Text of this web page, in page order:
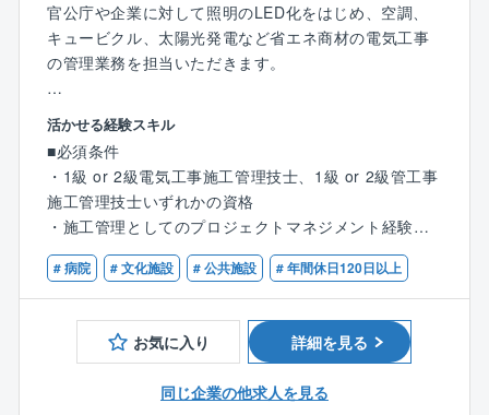
【同社について】
◎どんな企業？
地方公共団体との取引が99％であり、行政からの信頼
省エネ機器（LED照明、高効率空調等）導入のコンサ
ルティングや再生可能エネルギー（自家消費型太陽光
発電）などのクリーンエネルギーの導入を、企画・設
計・導入・維持管理までトータルソリューション提案
できることが同社の強みです。
◎アイネックの特徴
自治体ごとの地域性特性を考慮し、カーボンニュート
ラル実現に向けた課題抽出、実現に向けたプラン策定
から導入に至るロードマップをご提案。
式」により、イニシャルコストを最小限に、従来より
に関わるトータルソリューションを手掛けている同
社。
売り上げ予測100億円超でIPO準備フェーズの貴重な時
期を経験できます。
将来的には、株式上場の中での事業成長の中核を担え
ます！
現在は上場準備に差し掛かっており、さらに事業を拡
大していきます。
◎社会貢献性
自治体、政府が掲げているカーボンニュートラルに対
献性の高い事業に関わることができます。
◎安定性
官公庁案件のため、景況感に左右されない。
◎他にはない魅力
売り上げ予測100億円超でIPO準備フェーズの貴重な時
期を経験できます。
将来的には、事業成長の中核を担えます。
【働き方】
◎年間休日日数の多さ
年間休日126日かつ土日祝休みの完全週休2日制のた
め、オン・オフをメリハリ付けて働きたい方にピッタ
リです。
【配属先について】
施工管理部の社員は現在22名が在籍しております（20
代5名・30代6名・40代5名・50代6名）
官公庁や企業に対して照明のLED化をはじめ、空調、
キュービクル、太陽光発電など省エネ商材の電気工事
の管理業務を担当いただきます。
【担当業務】
・協力業者への発注・打ち合わせ
・工期予定表の作成
・各種建材・資材などの発注
・現場での予算・品質・工期・安全の管理
・検査及び第三者検査への立会い
・完成図書の作成
・届出の作成 など
【業務内容詳細】
取引先の9割以上を官公庁が占めており、愛知県内の病
院、自治体施設、小中学校、市役所、区役所などの大
活かせる経験スキル
■必須条件
・1級 or 2級電気工事施工管理技士、1級 or 2級管工事
施工管理技士いずれかの資格
・施工管理としてのプロジェクトマネジメント経験
# 病院 # 文化施設 # 公共施設 # 年間休日120日以上
お気に入り 詳細を見る
同じ企業の他求人を見る